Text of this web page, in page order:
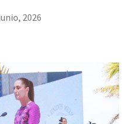
2026